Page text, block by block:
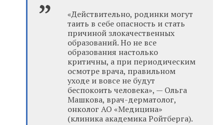
«Действительно, родинки могут
таить в себе опасность и стать
причиной злокачественных
образований. Но не все
образования настолько
критичны, а при периодическим
осмотре врача, правильном
уходе и вовсе не будут
беспокоить человека», — Ольга
Машкова, врач-дерматолог,
онколог АО «Медицина»
(клиника академика Ройтберга).